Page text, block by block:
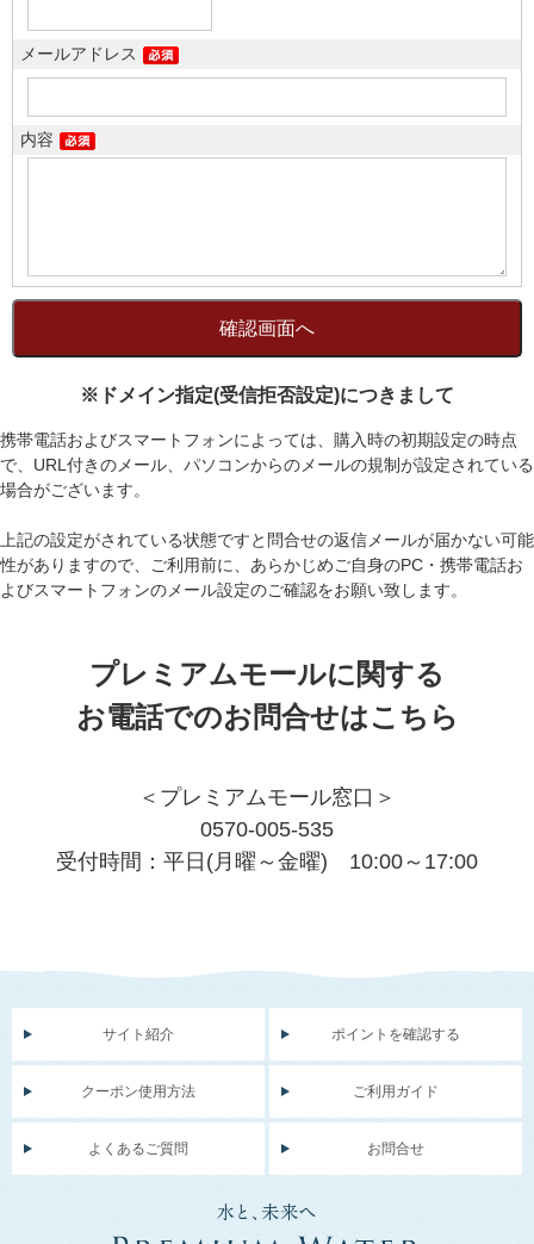
メールアドレス
内容
※ドメイン指定(受信拒否設定)につきまして
携帯電話およびスマートフォンによっては、購入時の初期設定の時点
で、URL付きのメール、パソコンからのメールの規制が設定されている
場合がございます。
上記の設定がされている状態ですと問合せの返信メールが届かない可能
性がありますので、ご利用前に、あらかじめご自身のPC・携帯電話お
よびスマートフォンのメール設定のご確認をお願い致します。
プレミアムモールに関する
お電話でのお問合せはこちら
＜プレミアムモール窓口＞
0570-005-535
受付時間：平日(月曜～金曜) 10:00～17:00
サイト紹介 ポイントを確認する
クーポン使用方法 ご利用ガイド
よくあるご質問 お問合せ